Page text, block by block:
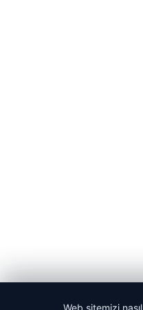
Web sitemizi